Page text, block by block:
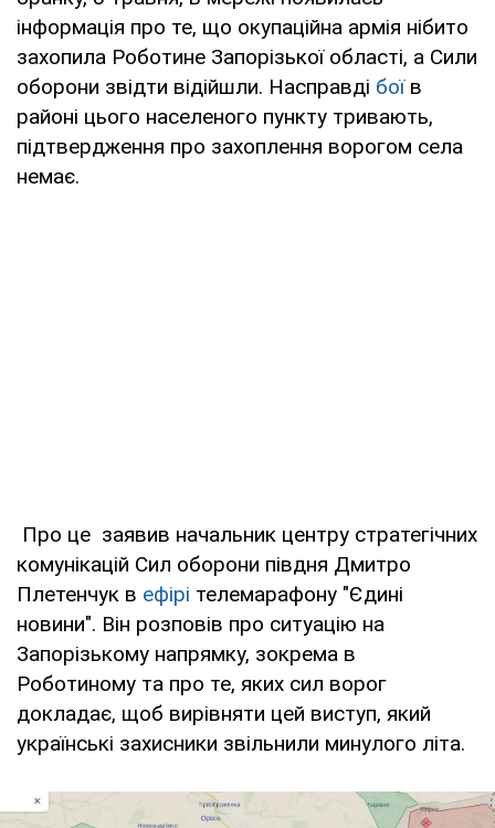
інформація про те, що окупаційна армія нібито
захопила Роботине Запорізької області, а Сили
оборони звідти відійшли. Насправді бої в
районі цього населеного пункту тривають,
підтвердження про захоплення ворогом села
немає.
Про це заявив начальник центру стратегічних
комунікацій Сил оборони півдня Дмитро
Плетенчук в ефірі телемарафону "Єдині
новини". Він розповів про ситуацію на
Запорізькому напрямку, зокрема в
Роботиному та про те, яких сил ворог
докладає, щоб вирівняти цей виступ, який
українські захисники звільнили минулого літа.